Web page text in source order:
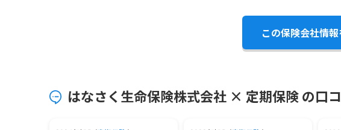
この保険会社情
はなさく生命保険株式会社 × 定期保険 の口